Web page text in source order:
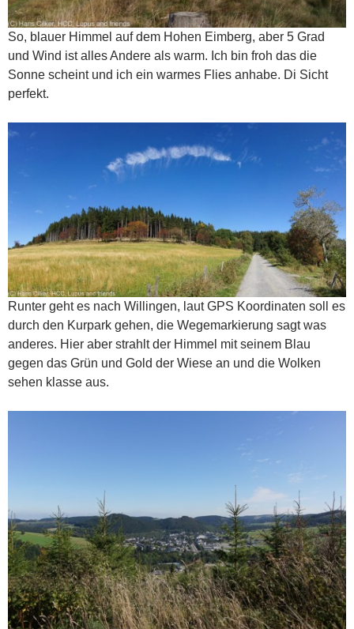
So, blauer Himmel auf dem Hohen Eimberg, aber 5 Grad
und Wind ist alles Andere als warm. Ich bin froh das die
Sonne scheint und ich ein warmes Flies anhabe. Di Sicht
perfekt.
Runter geht es nach Willingen, laut GPS Koordinaten soll es
durch den Kurpark gehen, die Wegemarkierung sagt was
anderes. Hier aber strahlt der Himmel mit seinem Blau
gegen das Grün und Gold der Wiese an und die Wolken
sehen klasse aus.